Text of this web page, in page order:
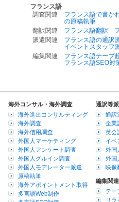
フランス語
調査関連
フランス語で書か
の原稿執筆
翻訳関連
フランス語翻訳
派遣関連
フランス語の通訳
イベントスタッフ
編集関連
フランス語テープ
フランス語SEO対
海外コンサル・海外調査
海外進出コンサルティング
海外調査
海外信用調査
外国人マーケティング
外国人アンケート調査
外国人グルイン調査
外国人モデレーター派遣
原稿執筆
海外アポイントメント取得
多言語Web制作
通訳等
通訳
企業
英会
イベ
外国
外国
映像
編集関連
テー
リラ